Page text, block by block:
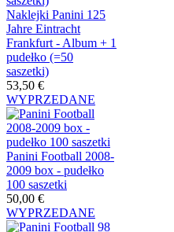
Naklejki Panini 125
Jahre Eintracht
Frankfurt - Album + 1
pudełko (=50
saszetki)
53,50 €
WYPRZEDANE
Panini Football 2008-
2009 box - pudełko
100 saszetki
50,00 €
WYPRZEDANE